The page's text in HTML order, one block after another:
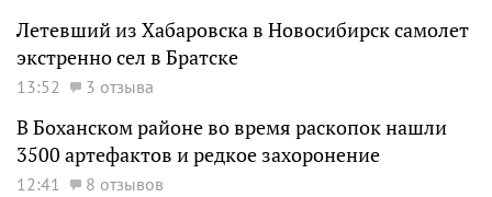
Летевший из Хабаровска в Новосибирск самолет
экстренно сел в Братске
13:52 3 отзыва
В Боханском районе во время раскопок нашли
3500 артефактов и редкое захоронение
12:41
8 отзывов